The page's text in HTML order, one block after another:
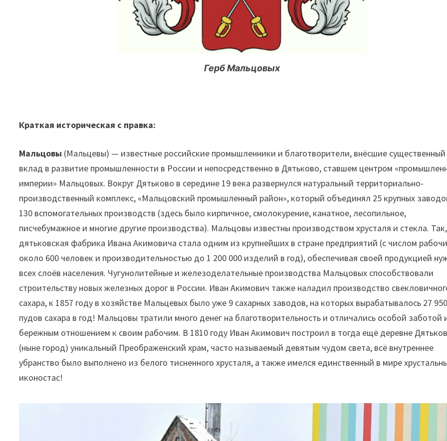
Герб Мальцовых
Краткая историческая с правка:
Мальцовы (Мальцевы) — известные российские промышленники и благотворители, внёсшие существенный
вклад в развитие промышленности в России и непосредственно в Дятьково, ставшем центром
империи» Мальцовых. Вокруг Дятьково в середине 19 века развернулся натуральный территориально-
производственный комплекс, «Мальцовский промышленный район», который объединял 25 крупных
130 вспомогательных производств (здесь было кирпичное, смолокурение, канатное, лесопильное,
писчебумажное и многие другие производства). Мальцовы известны производством хрусталя и стекла. Так,
дятьковская фабрика Ивана Акимовича стала одним из крупнейших в стране предприятий (с числом
около 600 человек и производительностью до 1 200 000 изделий в год), обеспечивая своей продукцией
всех слоёв населения. Чугунолитейные и железоделательные производства Мальцовых способствовали
строительству новых железных дорог в России. Иван Акимович также наладил производство
сахара, к 1857 году в хозяйстве Мальцевых было уже 9 сахарных заводов, на которых вырабатывалось 27
пудов сахара в год! Мальцовы тратили много денег на благотворительность и отличались особой заботой
бережным отношением к своим рабочим. В 1810 году Иван Акимович построил в тогда ещё деревне
(ныне город) уникальный Преображенский храм, часто называемый девятым чудом света, всё внутреннее
убранство было выполнено из белого тисненного хрусталя, а также имелся единственный в мире
иконостас!